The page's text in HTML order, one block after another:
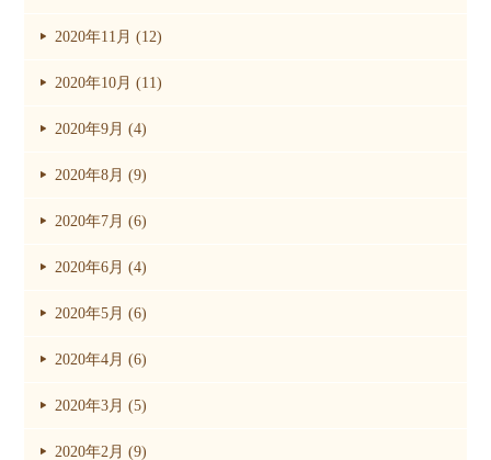
2020年11月 (12)
2020年10月 (11)
2020年9月 (4)
2020年8月 (9)
2020年7月 (6)
2020年6月 (4)
2020年5月 (6)
2020年4月 (6)
2020年3月 (5)
2020年2月 (9)